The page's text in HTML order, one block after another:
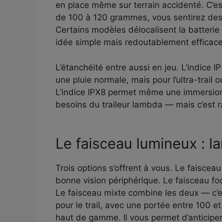
en place même sur terrain accidenté.
de 100 à 120 grammes, vous sentirez
Certains modèles délocalisent la
idée simple mais redoutablement
L’étanchéité entre aussi en jeu. L’indice
une pluie normale, mais pour l’ultra-trail
L’indice IPX8 permet même une
besoins du traileur lambda — mais c’est
Le faisceau lumineux :
Trois options s’offrent à vous. Le
bonne vision périphérique. Le faisceau
Le faisceau mixte combine les deux —
pour le trail, avec une portée entre 100
haut de gamme. Il vous permet